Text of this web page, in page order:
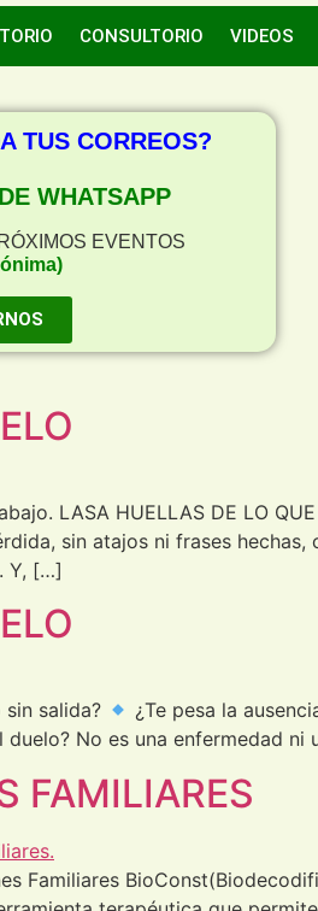
CONSULTORIO VIDEOS
TUS CORREOS?
WHATSAPP
EVENTOS
LASA HUELLAS DE LO
sin atajos ni frases
Y, […]
sin salida? ¿Te pesa la
duelo? No es una enfermedad
FAMILIARES
Familiares